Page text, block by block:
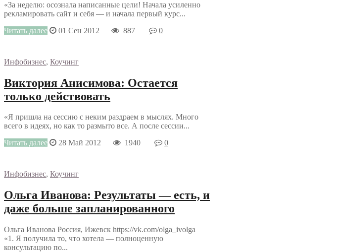
«За неделю: осознала написанные цели! Начала усиленно
рекламировать сайт и себя — и начала первый курс...
Читать далее
01 Сен 2012 887 0
Инфобизнес, Коучинг
Виктория Анисимова: Остается
только действовать
«Я пришла на сессию с неким раздраем в мыслях. Много
всего в идеях, но как то размыто все. А после сессии...
Читать далее
28 Май 2012 1940 0
Инфобизнес, Коучинг
Ольга Иванова: Результаты — есть, и
даже больше запланированного
Ольга Иванова Россия, Ижевск https://vk.com/olga_ivolga
«1. Я получила то, что хотела — полноценную
консультацию по...